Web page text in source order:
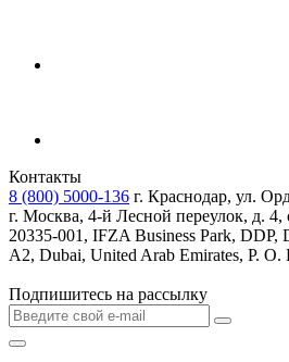
Контакты
8 (800) 5000-136 г. Краснодар, ул.
г. Москва, 4-й Лесной переулок, д. 4,
20335-001, IFZA Business Park, DDP,
A2, Dubai, United Arab Emirates, P. O.
Подпишитесь на рассылку